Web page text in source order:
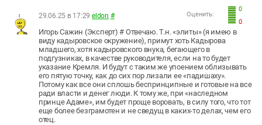
0
0
Оценить:
29.06.25 в 17:29 eldon #
Игорь Сажин (Эксперт) # Отвечаю. Т.н. «элиты» (я имею в
виду кадыровское окружение), примут хоть Кадырова
младшего, хотя кадыровского внука, бегающего в
подгузниках, в качестве руководителя, если на то будет
указание Кремля. И будут с таким же упоением облизывать
его пятую точку, как до сих пор лизали ее «падишаху».
Потому как все они сплошь беспринципные и готовые на все
ради власти и денег люди. К тому же, при «наследном
принце Адаме», им будет проще воровать, в силу того, что тот
еще более безграмотен и не сведущ в каких-то делах, чем его
отец.